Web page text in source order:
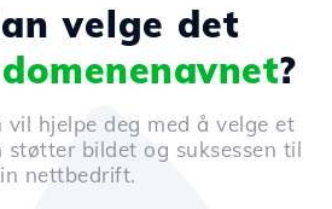
velge det
domenenavnet?
hjelpe deg med å velge et
støtter bildet og suksessen til
nettbedrift.